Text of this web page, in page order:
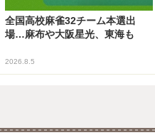
全国高校麻雀32チーム本選出
場…麻布や大阪星光、東海も
2026.8.5